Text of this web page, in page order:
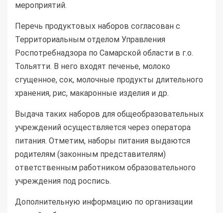
мероприятий.
Перечь продуктовых наборов согласован с
Территориальным отделом Управления
Роспотребнадзора по Самарской области в г.о.
Тольятти. В него входят печенье, молоко
сгущенное, сок, молочные продукты длительного
хранения, рис, макаронные изделия и др.
Выдача таких наборов для общеобразовательных
учреждений осуществляется через оператора
питания. Отметим, наборы питания выдаются
родителям (законным представителям)
ответственным работником образовательного
учреждения под роспись.
Дополнительную информацию по организации